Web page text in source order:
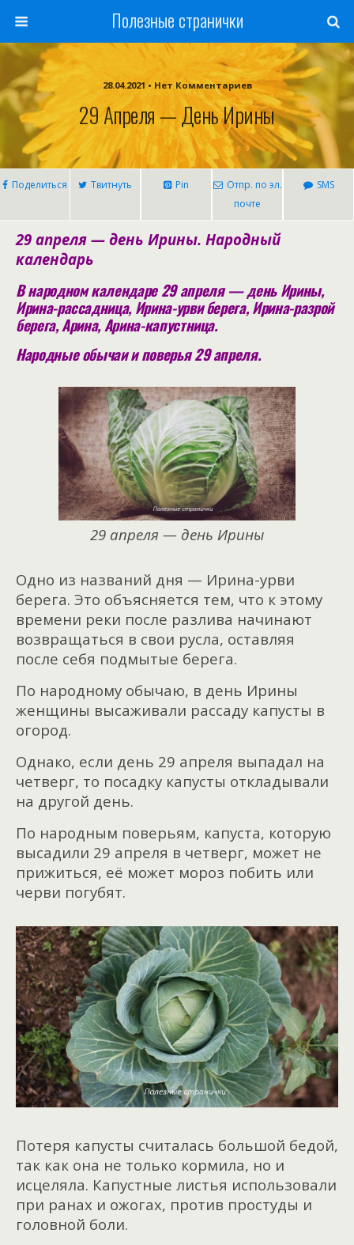
Полезные странички
28.04.2021 • Нет Комментариев
29 Апреля — День Ирины
Поделиться Твитнуть Pin
Отпр. по эл.
почте
SMS
29 апреля — день Ирины. Народный
календарь
В народном календаре 29 апреля — день Ирины,
Ирина-рассадница, Ирина-урви берега, Ирина-разрой
берега, Арина, Арина-капустница.
Народные обычаи и поверья 29 апреля.
29 апреля — день Ирины
Одно из названий дня — Ирина-урви
берега. Это объясняется тем, что к этому
времени реки после разлива начинают
возвращаться в свои русла, оставляя
после себя подмытые берега.
По народному обычаю, в день Ирины
женщины высаживали рассаду капусты в
огород.
Однако, если день 29 апреля выпадал на
четверг, то посадку капусты откладывали
на другой день.
По народным поверьям, капуста, которую
высадили 29 апреля в четверг, может не
прижиться, её может мороз побить или
черви погубят.
Потеря капусты считалась большой бедой,
так как она не только кормила, но и
исцеляла. Капустные листья использовали
при ранах и ожогах, против простуды и
головной боли.